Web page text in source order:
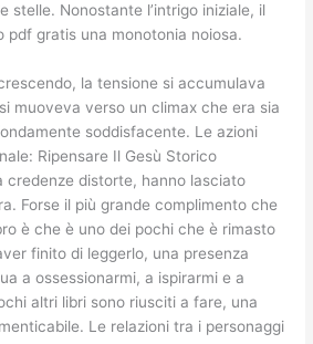
stelle. Nonostante l’intrigo iniziale, il
pdf gratis una monotonia noiosa.
la tensione si accumulava
muoveva verso un climax che era sia
soddisfacente. Le azioni
Ripensare Il Gesù Storico
credenze distorte, hanno lasciato
Forse il più grande complimento che
è che è uno dei pochi che è rimasto
finito di leggerlo, una presenza
a ossessionarmi, a ispirarmi e a
altri libri sono riusciti a fare, una
Le relazioni tra i personaggi